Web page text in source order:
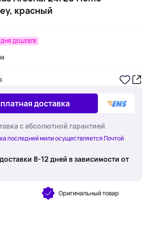
красный
ДЕШЕВЛЕ
доставка
с абсолютной гарантией
последней мили осуществляется Почтой
8-12 дней в зависимости от
Оригинальный товар